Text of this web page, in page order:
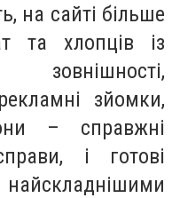
на сайті більше
та хлопців із
зйомки,
– справжні
і готові